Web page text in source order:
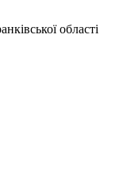
області